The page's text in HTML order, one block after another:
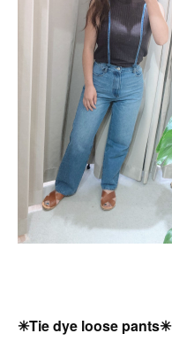
✳︎Tie dye loose pants✳︎